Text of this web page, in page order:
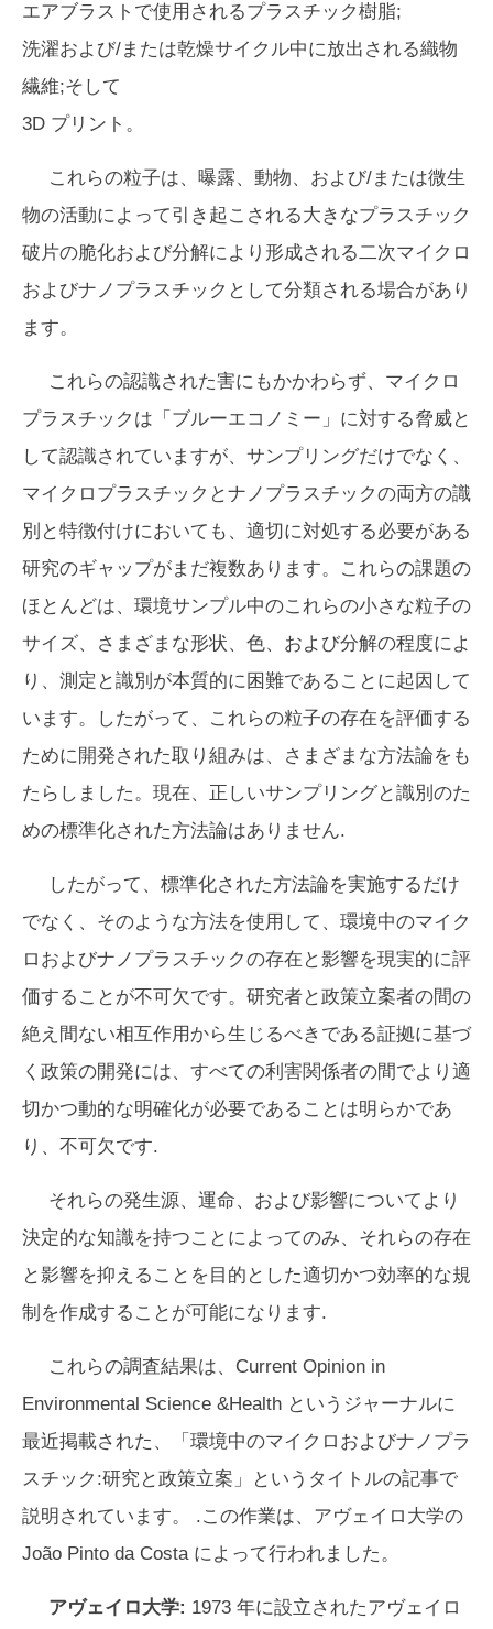
エアブラストで使用されるプラスチック樹脂;
洗濯および/または乾燥サイクル中に放出される織物
繊維;そして
3D プリント。
これらの粒子は、曝露、動物、および/または微生
物の活動によって引き起こされる大きなプラスチック
破片​​の脆化および分解により形成される二次マイクロ
およびナノプラスチックとして分類される場合があり
ます。
これらの認識された害にもかかわらず、マイクロ
プラスチックは「ブルーエコノミー」に対する脅威と
して認識されていますが、サンプリングだけでなく、
マイクロプラスチックとナノプラスチックの両方の識
別と特徴付けにおいても、適切に対処する必要がある
研究のギャップがまだ複数あります。これらの課題の
ほとんどは、環境サンプル中のこれらの小さな粒子の
サイズ、さまざまな形状、色、および分解の程度によ
り、測定と識別が本質的に困難であることに起因して
います。したがって、これらの粒子の存在を評価する
ために開発された取り組みは、さまざまな方法論をも
たらしました。現在、正しいサンプリングと識別のた
めの標準化された方法論はありません.
したがって、標準化された方法論を実施するだけ
でなく、そのような方法を使用して、環境中のマイク
ロおよびナノプラスチックの存在と影響を現実的に評
価することが不可欠です。研究者と政策立案者の間の
絶え間ない相互作用から生じるべきである証拠に基づ
く政策の開発には、すべての利害関係者の間でより適
切かつ動的な明確化が必要であることは明らかであ
り、不可欠です.
それらの発生源、運命、および影響についてより
決定的な知識を持つことによってのみ、それらの存在
と影響を抑えることを目的とした適切かつ効率的な規
制を作成することが可能になります.
これらの調査結果は、 Current Opinion in
Environmental Science &Health というジャーナルに
最近掲載された、「環境中のマイクロおよびナノプラ
スチック:研究と政策立案」というタイトルの記事で
説明されています。 .この作業は、アヴェイロ大学の
João Pinto da Costa によって行われました。
アヴェイロ大学: 1973 年に設立されたアヴェイロ